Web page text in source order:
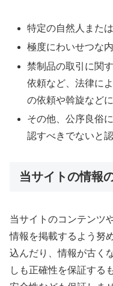
特定の自然人また
極度にわいせつな
禁制品の取引に関
依頼など、法律に
の依頼や斡旋など
その他、公序良俗
認すべきでないと
当サイトの情報
当サイトのコンテンツ
情報を掲載するよう努
込んだり、情報が古く
しも正確性を保証する